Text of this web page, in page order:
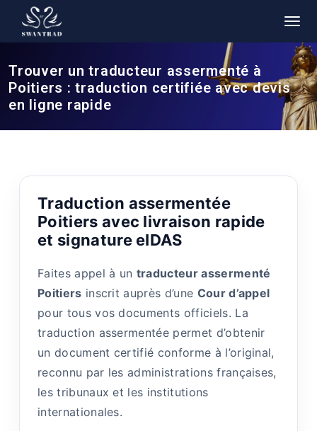
Trouver un traducteur assermenté à
Poitiers : traduction certifiée avec devis
en ligne rapide
Traduction assermentée
Poitiers avec livraison rapide
et signature eIDAS
Faites appel à un traducteur assermenté
Poitiers inscrit auprès d’une Cour d’appel
pour tous vos documents officiels. La
traduction assermentée permet d’obtenir
un document certifié conforme à l’original,
reconnu par les administrations françaises,
les tribunaux et les institutions
internationales.